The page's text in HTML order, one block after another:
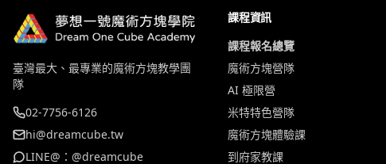
臺灣最大、最專業的魔術方塊教學團
隊
02-7756-6126
hi@dreamcube.tw
LINE@：@dreamcube
課程資訊
課程報名總覽
魔術方塊營隊
AI 極限營
米特特色營隊
魔術方塊體驗課
到府家教課